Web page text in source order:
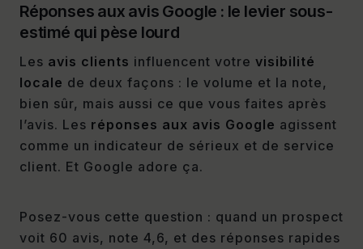
Réponses aux avis Google : le levier sous-
estimé qui pèse lourd
Les avis clients influencent votre visibilité
locale de deux façons : le volume et la note,
bien sûr, mais aussi ce que vous faites après
l’avis. Les réponses aux avis Google agissent
comme un indicateur de sérieux et de service
client. Et Google adore ça.
Posez-vous cette question : quand un prospect
voit 60 avis, note 4,6, et des réponses rapides